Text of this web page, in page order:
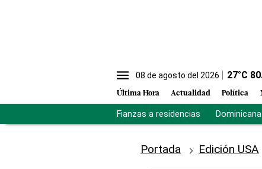
08 de agosto del 2026 27°C
Última Hora Actualidad Política
Fianzas a residencias
Portada Edición USA